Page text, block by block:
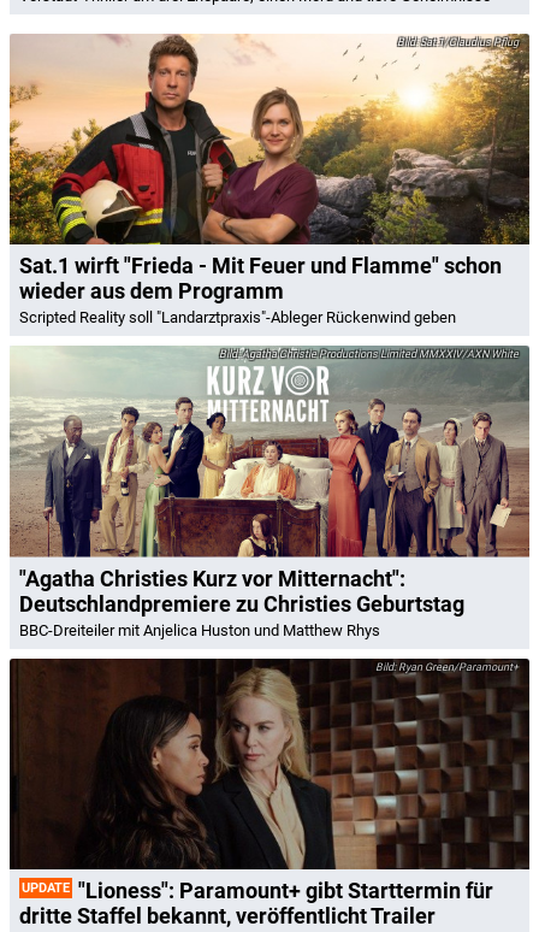
Sat.1/Claudius Pflug
Sat.1 wirft "Frieda - Mit Feuer und Flamme" schon
wieder aus dem Programm
Scripted Reality soll "Landarztpraxis"-Ableger Rückenwind geben
Agatha Christie Productions Limited MMXXIV/AXN White
"Agatha Christies Kurz vor Mitternacht":
Deutschlandpremiere zu Christies Geburtstag
BBC-Dreiteiler mit Anjelica Huston und Matthew Rhys
Ryan Green/Paramount+
UPDATE "Lioness": Paramount+ gibt Starttermin für
dritte Staffel bekannt, veröffentlicht Trailer